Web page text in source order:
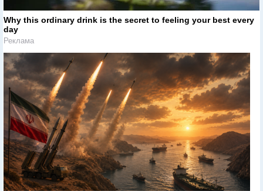
Why this ordinary drink is the secret to feeling your best every
day
Реклама